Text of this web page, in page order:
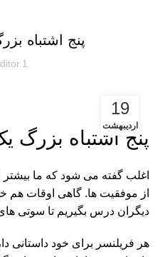
پنج اشتباه
19
اردیبهشت
پنج اشتباه بزرگ
اغلب گفته می شود که ما
از موفقیت ها. گاهی اوقات
دیگران درس بگیریم تا سوتی
هر فریلنسر برای خود داستانی